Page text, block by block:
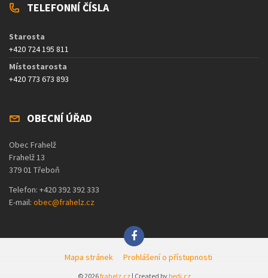
TELEFONNÍ ČÍSLA
Starosta
+420 724 195 811
Místostarosta
+420 773 673 893
OBECNÍ ÚŘAD
Obec Frahelž
Frahelž 13
379 01 Třeboň
Telefon: +420 392 392 333
E-mail: obec@frahelz.cz
Mapa stránek Prohlášení o přístupnosti
© 2026frahelz.cz| Created bybedi.cz